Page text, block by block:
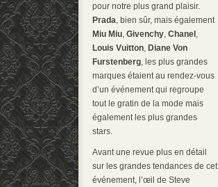
pour notre plus grand plaisir.
Prada , bien sûr, mais également
Miu Miu Givenchy Chanel
Louis Vuitton Diane Von
Furstenberg , les plus grandes
marques étaient au rendez-vous
d’un événement qui regroupe
tout le gratin de la mode mais
également les plus grandes
stars.
Avant une revue plus en détail
sur les grandes tendances de cet
événement, l’œil de Steve